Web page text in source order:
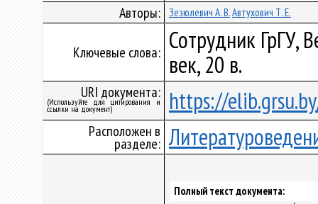
Авторы: Зезюлевич А. В.Автухович Т. Е.
Ключевые слова: Сотрудник ГрГУ,
век, 20 в.
URI документа:
(Используйте для цитирования и
ссылки на документ) https://
Расположен в
разделе:
Полный текст документа: